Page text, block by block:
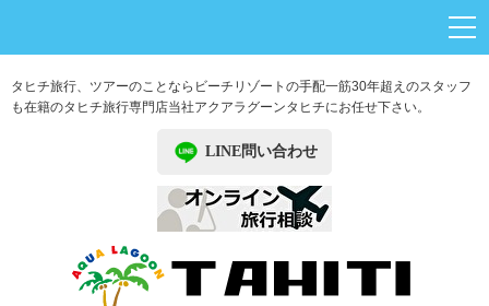
タヒチ旅行、ツアーのことならビーチリゾートの手配一筋30年超えのスタッフ
も在籍のタヒチ旅行専門店当社アクアラグーンタヒチにお任せ下さい。
LINE問い合わせ